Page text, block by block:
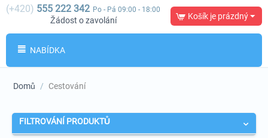
(+420) 555 222 342 Po - Pá 09:00 - 18:00
Žádost o zavolání Košík je prázdný
NABÍDKA
Domů / Cestování
FILTROVÁNÍ PRODUKTŮ